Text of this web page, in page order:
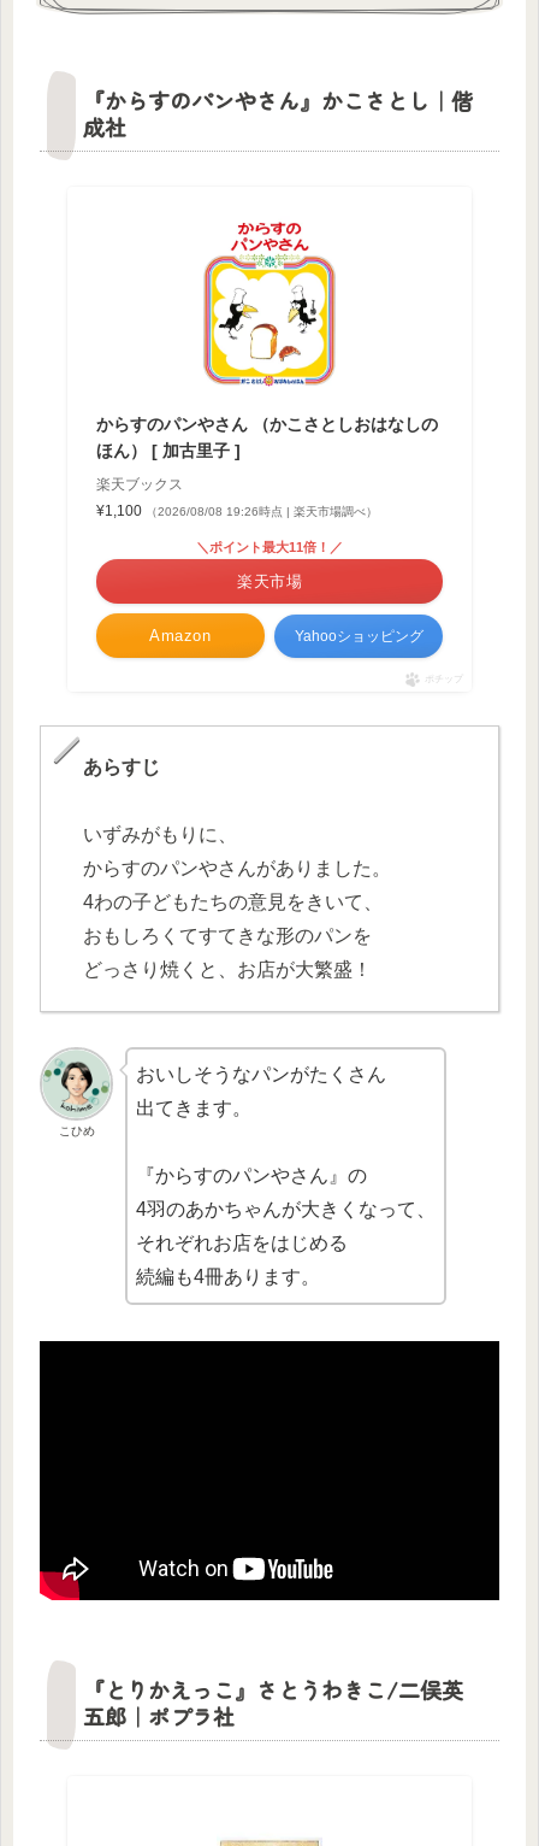
『からすのパンやさん』かこさとし｜偕
成社
からすのパンやさん （かこさとしおはなしの
ほん） [ 加古里子 ]
楽天ブックス
¥1,100
（2026/08/08 19:26時点 | 楽天市場調べ）
Amazon
＼ポイント最大11倍！／
楽天市場
Yahooショッピング
ポチップ
あらすじ
いずみがもりに、
からすのパンやさんがありました。
4わの子どもたちの意見をきいて、
おもしろくてすてきな形のパンを
どっさり焼くと、お店が大繁盛！
こひめ
おいしそうなパンがたくさん
出てきます。
『からすのパンやさん』の
4羽のあかちゃんが大きくなって、
それぞれお店をはじめる
続編も4冊あります。
『とりかえっこ』さとうわきこ/二俣英
五郎｜ポプラ社